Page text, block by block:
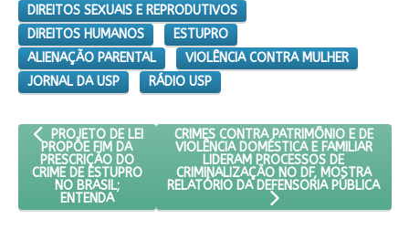
DIREITOS SEXUAIS E REPRODUTIVOS
DIREITOS HUMANOS
ESTUPRO
ALIENAÇÃO PARENTAL
VIOLÊNCIA CONTRA MULHER
JORNAL DA USP
RÁDIO USP
ARTIGO ANTERIOR: PROJETO DE LEI PROPÕE FIM DA
PROJETO DE LEI
PROPÕE FIM DA
PRESCRIÇÃO DO
CRIME DE ESTUPRO
NO BRASIL;
ENTENDA
PRÓXIMO ARTIGO: CRIMES CONTRA
CRIMES CONTRA PATRIMÔNIO E DE
VIOLÊNCIA DOMÉSTICA E FAMILIAR
LIDERAM PROCESSOS DE
CRIMINALIZAÇÃO NO DF, MOSTRA
RELATÓRIO DA DEFENSORIA PÚBLICA